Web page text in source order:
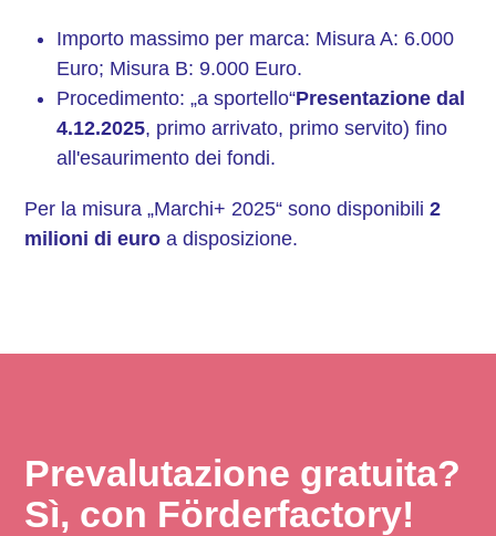
Importo massimo per marca: Misura A: 6.000
Euro; Misura B: 9.000 Euro.
Procedimento: „a sportello“Presentazione dal
4.12.2025, primo arrivato, primo servito) fino
all'esaurimento dei fondi.
Per la misura „Marchi+ 2025“ sono disponibili2
milioni di euro a disposizione.
Prevalutazione gratuita?
Sì, con Förderfactory!